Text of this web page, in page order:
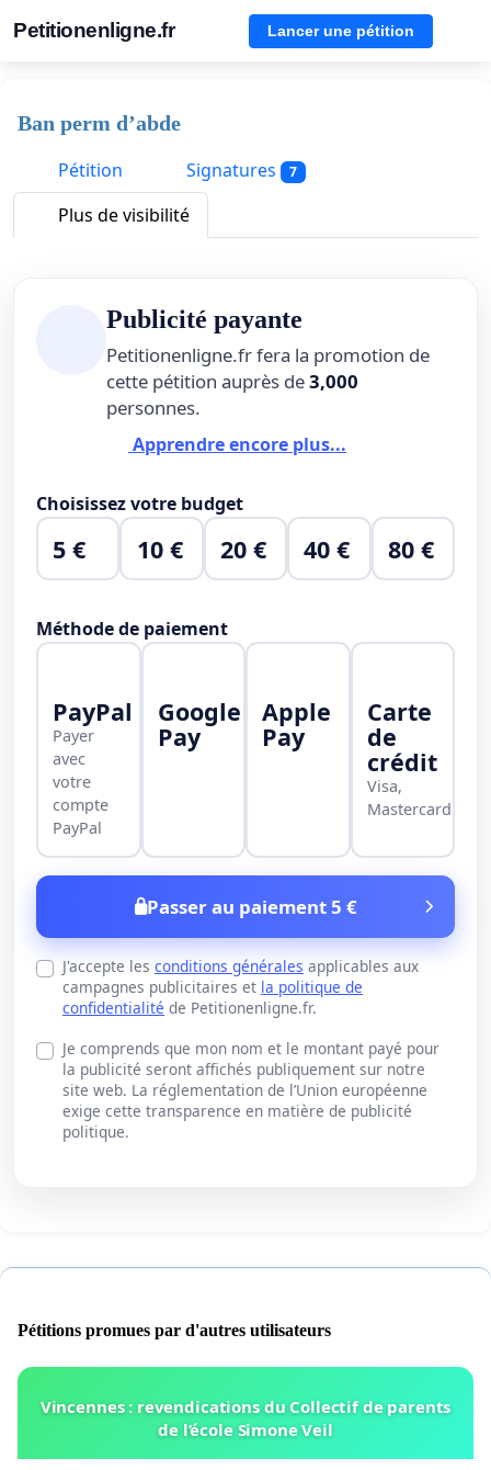
Petitionenligne.fr Lancer une pétition
Ban perm d’abde
Pétition
Signatures 7
Plus de visibilité
Publicité payante
Petitionenligne.fr fera la promotion de
cette pétition auprès de3,000
personnes.
Apprendre encore plus...
Choisissez votre budget
5 € 10 € 20 € 40 € 80 €
Méthode de paiement
PayPal
Payer
avec
votre
compte
PayPal
Google
Pay
Apple
Pay
Carte
de
crédit
Visa,
Mastercard
Passer au paiement 5 €
J'accepte les conditions générales applicables aux
campagnes publicitaires et la politique de
confidentialité de Petitionenligne.fr.
Je comprends que mon nom et le montant payé pour
la publicité seront affichés publiquement sur notre
site web. La réglementation de l’Union européenne
exige cette transparence en matière de publicité
politique.
Pétitions promues par d'autres utilisateurs
Vincennes : revendications du Collectif de parents
de l’école Simone Veil